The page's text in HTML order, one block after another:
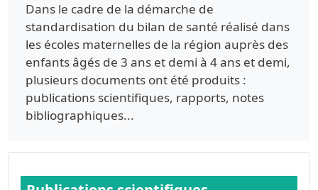
Dans le cadre de la démarche de
standardisation du bilan de santé réalisé dans
les écoles maternelles de la région auprès des
enfants âgés de 3 ans et demi à 4 ans et demi,
plusieurs documents ont été produits :
publications scientifiques, rapports, notes
bibliographiques...